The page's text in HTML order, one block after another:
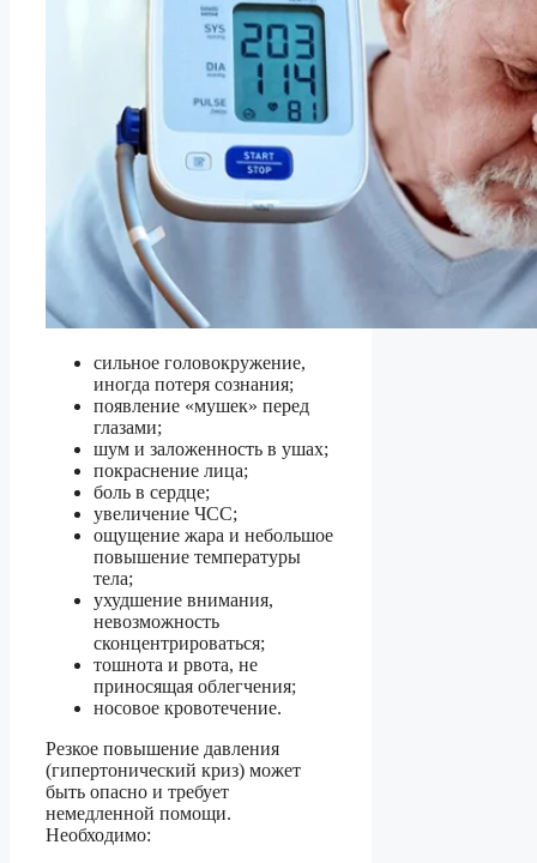
сильное головокружение,
иногда потеря сознания;
появление «мушек» перед
глазами;
шум и заложенность в ушах;
покраснение лица;
боль в сердце;
увеличение ЧСС;
ощущение жара и небольшое
повышение температуры
тела;
ухудшение внимания,
невозможность
сконцентрироваться;
тошнота и рвота, не
приносящая облегчения;
носовое кровотечение.
Резкое повышение давления
(гипертонический криз) может
быть опасно и требует
немедленной помощи.
Необходимо: